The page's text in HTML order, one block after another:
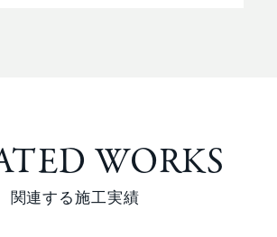
WORKS
関連する施工実績